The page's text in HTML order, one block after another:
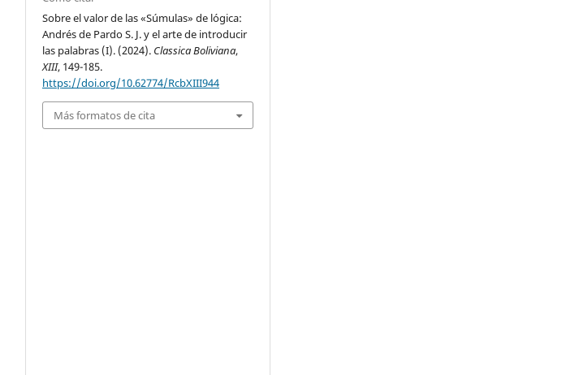
Sobre el valor de las «Súmulas» de lógica:
Andrés de Pardo S. J. y el arte de introducir
las palabras (I). (2024). Classica Boliviana,
XIII, 149-185.
https://doi.org/10.62774/RcbXIII944
Más formatos de cita